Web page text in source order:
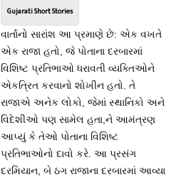
Gujarati Short Stories
વાર્તાનો સારાંશ આ પ્રમાણે છે: એક વખતે
એક રાજા હતો, જે પોતાના દરબારમાં
વિશિષ્ટ પ્રતિભાઓ ધરાવતી વ્યક્તિઓને
એકત્રિત કરવાનો શોખીન હતો. તે
રાજાએ અનેક લોકો, જેમાં સ્થાનિકો અને
વિદેશીઓ પણ સામેલ હતા,ને આમંત્રણ
આપ્યું કે તેઓ પોતાના વિશિષ્ટ
પ્રતિભાઓનો દાવો કરે. આ પ્રસંગ
દરમિયાન, બે ઠગ રાજાના દરબારમાં આવ્યા